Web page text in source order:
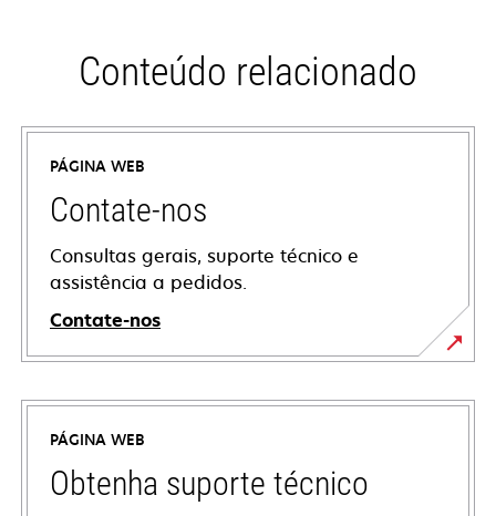
Conteúdo relacionado
PÁGINA WEB
Contate-nos
Consultas gerais, suporte técnico e
assistência a pedidos.
Contate-nos
PÁGINA WEB
Obtenha suporte técnico